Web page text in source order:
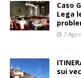
Caso
Lega
7
sui